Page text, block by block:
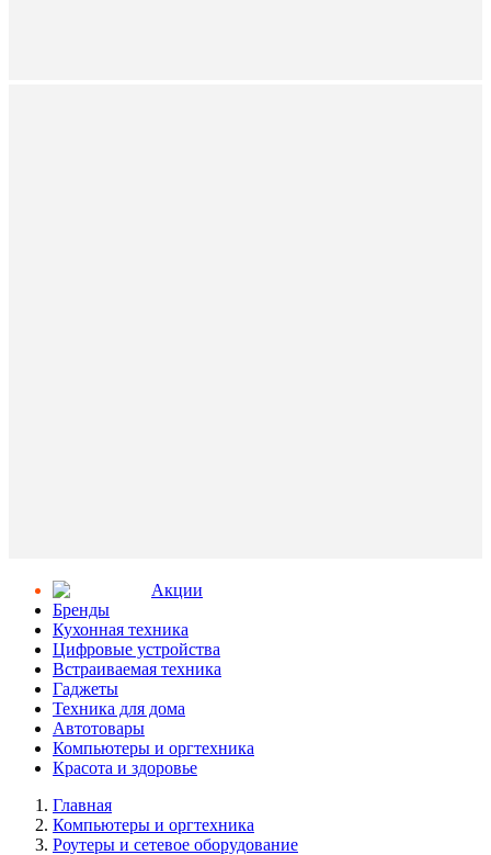
Aкции
Бренды
Кухонная техника
Цифровые устройства
Встраиваемая техника
Гаджеты
Техника для дома
Автотовары
Компьютеры и оргтехника
Красота и здоровье
Главная
Компьютеры и оргтехника
Роутеры и сетевое оборудование